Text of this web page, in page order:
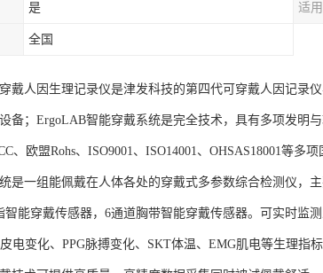
是 适
全国
戴人因生理记录仪是津发科技的第四代可穿戴人因记录
备；ErgoLAB智能穿戴系统是完全技术，具有多项发明
、欧盟Rohs、ISO9001、ISO14001、OHSAS18001等
是一组能佩戴在人体各处的穿戴式多参数综合检测仪，
智能穿戴传感器，6通道胸带智能穿戴传感器。可实时监
电变化、PPG脉搏变化、SKT体温、EMG肌电等生理指